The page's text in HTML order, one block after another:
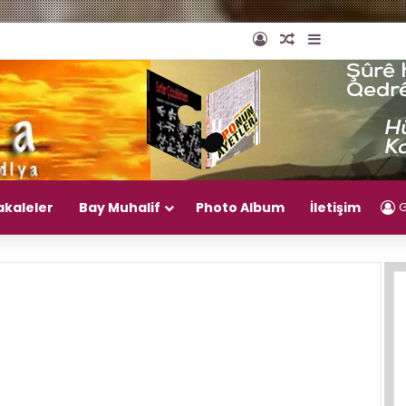
Giriş YapRastgele Makale
Bay Muhalif Photo Album İletişim